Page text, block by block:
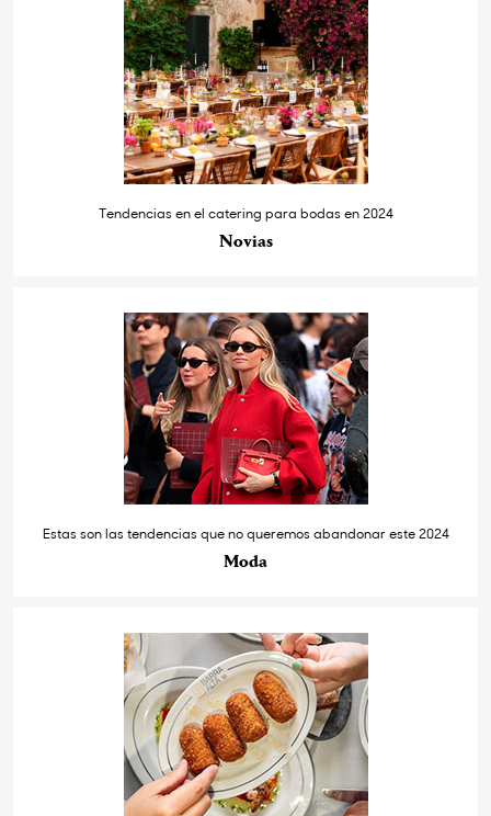
Tendencias en el catering para bodas en 2024
Novias
Estas son las tendencias que no queremos abandonar este 2024
Moda